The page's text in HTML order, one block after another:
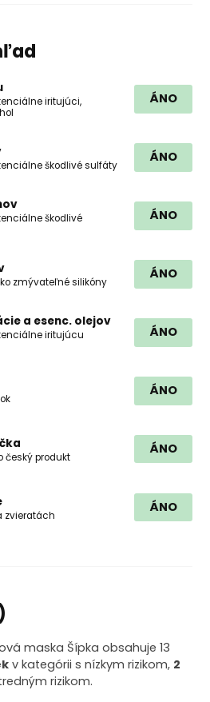
iritujúci,
ÁNO
škodlivé sulfáty
ÁNO
škodlivé
ÁNO
zmývateľné silikóny
ÁNO
a esenc. olejov
iritujúcu
ÁNO
ÁNO
český produkt
ÁNO
zvieratách
ÁNO
maska Šípka obsahuje 13
v kategórii s nízkym rizikom, 2
rizikom.